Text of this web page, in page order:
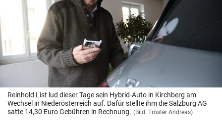
eingeben
© Krone Multimedia GmbH & Co KG 2026
Muthgasse 2, 1190 Wien
Reinhold List lud dieser Tage sein Hybrid-Auto in Kirchberg am
Wechsel in Niederösterreich auf. Dafür stellte ihm die Salzburg AG
satte 14,30 Euro Gebühren in Rechnung. (Bild: Tröster Andreas)